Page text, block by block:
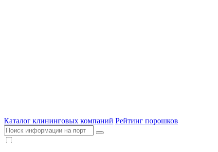
Каталог клининговых компаний Рейтинг порошков